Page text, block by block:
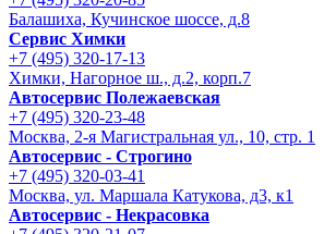
Балашиха, Кучинское шоссе, д.8
Сервис Химки
+7 (495) 320-17-13
Химки, Нагорное ш., д.2, корп.7
Автосервис Полежаевская
+7 (495) 320-23-48
Москва, 2-я Магистральная ул., 10, стр. 1
Автосервис - Строгино
+7 (495) 320-03-41
Москва, ул. Маршала Катукова, д3, к1
Автосервис - Некрасовка